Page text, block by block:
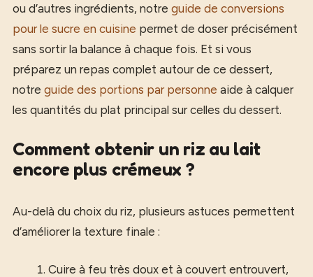
ou d’autres ingrédients, notre guide de conversions
pour le sucre en cuisine permet de doser précisément
sans sortir la balance à chaque fois. Et si vous
préparez un repas complet autour de ce dessert,
notre guide des portions par personne aide à calquer
les quantités du plat principal sur celles du dessert.
Comment obtenir un riz au lait
encore plus crémeux ?
Au-delà du choix du riz, plusieurs astuces permettent
d’améliorer la texture finale :
Cuire à feu très doux et à couvert entrouvert,